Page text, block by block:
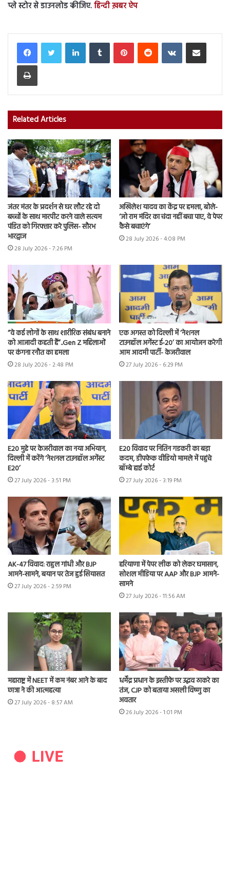
प्ले स्टोर से डाउनलोड कीजिए.हिन्दी ख़बर ऐप
LinkedInTumblr PinterestReddit VKontakteShare via Email
Print
Related Articles
जंतर मंतर के प्रदर्शन से घर लौट रहे दो
बच्चों के साथ मारपीट करने वाले सत्यम
पंडित को गिरफ्तार करे पुलिस- सौरभ
भारद्वाज
28 July 2026 - 7:26 PM
अखिलेश यादव का केंद्र पर हमला, बोले-
‘जो राम मंदिर का चंदा नहीं बचा पाए, वे पेपर
कैसे बचाएंगे’
28 July 2026 - 4:08 PM
“वे कई लोगों के साथ शारीरिक संबंध बनाने
को आजादी कहती हैं”..Gen Z महिलाओं
पर कंगना रनौत का हमला
28 July 2026 - 2:48 PM
एक अगस्त को दिल्ली में ‘नेशनल
टाउनहॉल अगेंस्ट ई-20’ का आयोजन करेगी
आम आदमी पार्टी- केजरीवाल
27 July 2026 - 6:29 PM
E20 मुद्दे पर केजरीवाल का नया अभियान,
दिल्ली में करेंगे ‘नेशनल टाउनहॉल अगेंस्ट
E20’
27 July 2026 - 3:51 PM
E20 विवाद पर नितिन गडकरी का बड़ा
कदम, डीपफेक वीडियो मामले में पहुंचे
बॉम्बे हाई कोर्ट
27 July 2026 - 3:19 PM
AK-47 विवाद: राहुल गांधी और BJP
आमने-सामने, बयान पर तेज हुई सियासत
27 July 2026 - 2:59 PM
हरियाणा में पेपर लीक को लेकर घमासान,
सोशल मीडिया पर AAP और BJP आमने-
सामने
27 July 2026 - 11:56 AM
महाराष्ट्र में NEET में कम नंबर आने के बाद
छात्रा ने की आत्महत्या
27 July 2026 - 8:57 AM
धर्मेंद्र प्रधान के इस्तीफे पर उद्धव ठाकरे का
तंज, CJP को बताया असली विष्णु का
अवतार
26 July 2026 - 1:01 PM